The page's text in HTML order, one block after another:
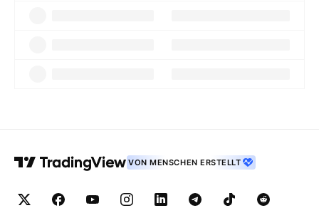
VON MENSCHEN ERSTELLT